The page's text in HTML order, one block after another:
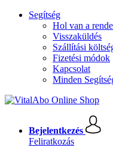
Segítség
Hol van a
Visszaküldés
Szállítási
Fizetési módok
Kapcsolat
Minden
Bejelentkezés
Feliratkozás